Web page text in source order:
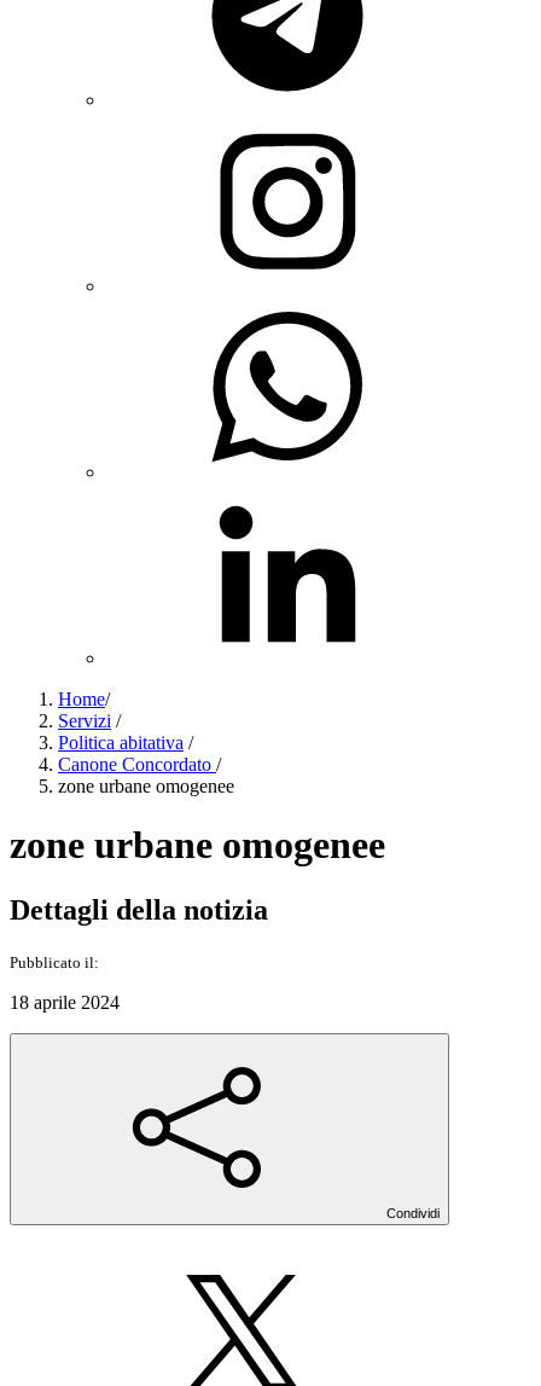
Home/
Servizi /
Politica abitativa /
Canone Concordato /
zone urbane omogenee
zone urbane omogenee
Dettagli della notizia
Pubblicato il:
18 aprile 2024
Condividi